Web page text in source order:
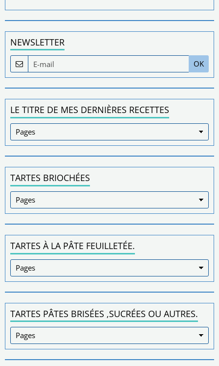
NEWSLETTER
OK
LE TITRE DE MES DERNIÈRES RECETTES
TARTES BRIOCHÉES
TARTES À LA PÂTE FEUILLETÉE.
TARTES PÂTES BRISÉES ,SUCRÉES OU AUTRES.